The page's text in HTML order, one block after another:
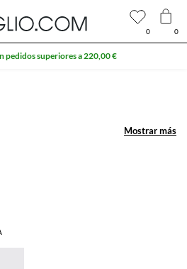
Mostrar más
Mostrar más
0 0
pedidos superiores a 220,00 €